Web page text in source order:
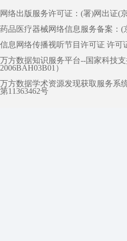
网络出版服务许可证：(署)网出证(
药品医疗器械网络信息服务备案：(
信息网络传播视听节目许可证 许可
万方数据知识服务平台--国家科技
2006BAH03B01）
万方数据学术资源发现获取服务系
第11363462号